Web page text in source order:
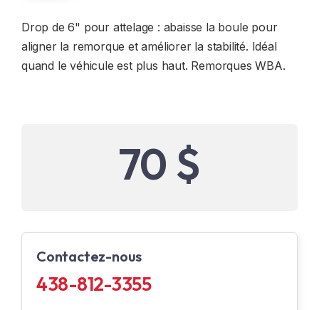
Drop de 6" pour attelage : abaisse la boule pour
aligner la remorque et améliorer la stabilité. Idéal
quand le véhicule est plus haut. Remorques WBA.
70 $
Contactez-nous
438-812-3355